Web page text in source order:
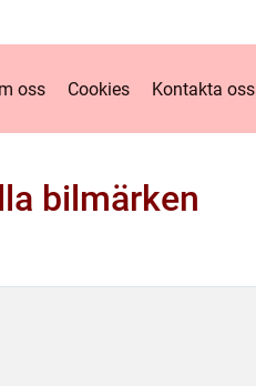
oss Cookies Kontakta oss
bilmärken